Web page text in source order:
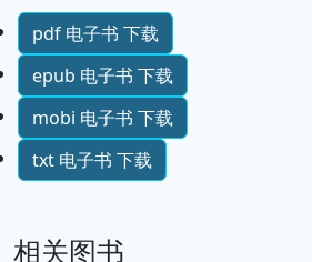
pdf 电子书 下载
epub 电子书 下载
mobi 电子书 下载
txt 电子书 下载
相关图书